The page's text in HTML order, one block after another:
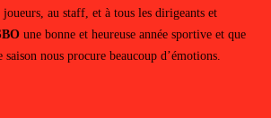
au staff, et à tous les dirigeants et
une bonne et heureuse année sportive et que
saison nous procure beaucoup d’émotions.